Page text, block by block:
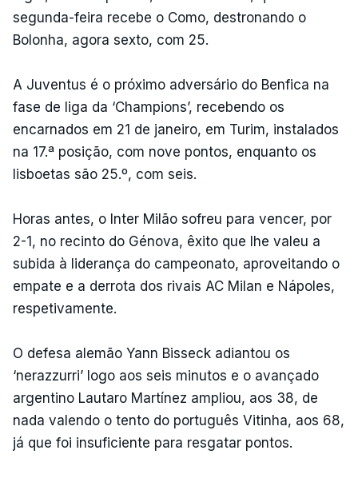
segunda-feira recebe o Como, destronando o
Bolonha, agora sexto, com 25.
A Juventus é o próximo adversário do Benfica na
fase de liga da ‘Champions’, recebendo os
encarnados em 21 de janeiro, em Turim, instalados
na 17.ª posição, com nove pontos, enquanto os
lisboetas são 25.º, com seis.
Horas antes, o Inter Milão sofreu para vencer, por
2-1, no recinto do Génova, êxito que lhe valeu a
subida à liderança do campeonato, aproveitando o
empate e a derrota dos rivais AC Milan e Nápoles,
respetivamente.
O defesa alemão Yann Bisseck adiantou os
‘nerazzurri’ logo aos seis minutos e o avançado
argentino Lautaro Martínez ampliou, aos 38, de
nada valendo o tento do português Vitinha, aos 68,
já que foi insuficiente para resgatar pontos.